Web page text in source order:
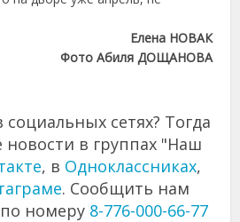
Елена НОВАК
Фото Абиля ДОЩАНОВА
сетях? Тогда
в группах "Наш
, в Одноклассниках,
. Сообщить нам
номеру 8-776-000-66-77